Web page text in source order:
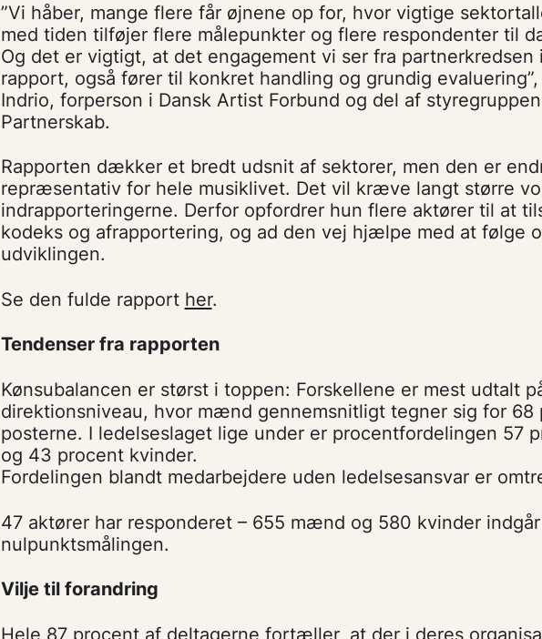
”Vi håber, mange flere får øjnene op for, hvor vigtige
med tiden tilføjer flere målepunkter og flere respondenter til
Og det er vigtigt, at det engagement vi ser fra partnerkredsen
rapport, også fører til konkret handling og grundig evaluering”,
Indrio, forperson i Dansk Artist Forbund og del af
Partnerskab.
Rapporten dækker et bredt udsnit af sektorer, men den er
repræsentativ for hele musiklivet. Det vil kræve langt større
indrapporteringerne. Derfor opfordrer hun flere aktører til at
kodeks og afrapportering, og ad den vej hjælpe med at følge
udviklingen.
Se den fulde rapport her.
Tendenser fra rapporten
Kønsubalancen er størst i toppen: Forskellene er mest udtalt
direktionsniveau, hvor mænd gennemsnitligt tegner sig for 68
posterne. I ledelseslaget lige under er procentfordelingen 57
og 43 procent kvinder.
Fordelingen blandt medarbejdere uden ledelsesansvar er
47 aktører har responderet – 655 mænd og 580 kvinder
nulpunktsmålingen.
Vilje til forandring
Hele 87 procent af deltagerne fortæller, at der i deres